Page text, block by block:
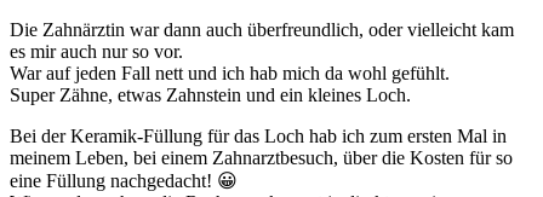
Die Zahnärztin war dann auch überfreundlich, oder vielleicht kam
es mir auch nur so vor.
War auf jeden Fall nett und ich hab mich da wohl gefühlt.
Super Zähne, etwas Zahnstein und ein kleines Loch.
Bei der Keramik-Füllung für das Loch hab ich zum ersten Mal in
meinem Leben, bei einem Zahnarztbesuch, über die Kosten für so
eine Füllung nachgedacht! 😀